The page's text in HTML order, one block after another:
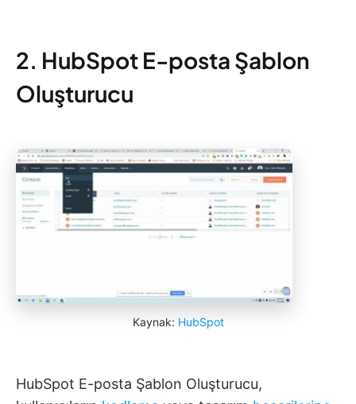
2. HubSpot E-posta Şablon
Oluşturucu
Kaynak: HubSpot
HubSpot E-posta Şablon Oluşturucu,